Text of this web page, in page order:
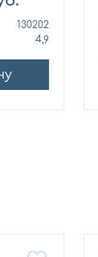
130202
4,9